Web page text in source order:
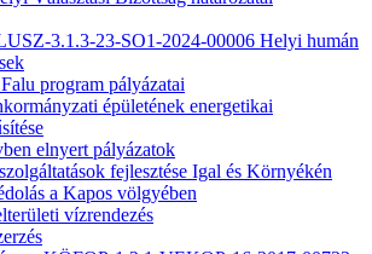
3.1.3-23-SO1-2024-00006 Helyi humán
program pályázatai
épületének energetikai
elnyert pályázatok
fejlesztése Igal és Környékén
a Kapos völgyében
vízrendezés